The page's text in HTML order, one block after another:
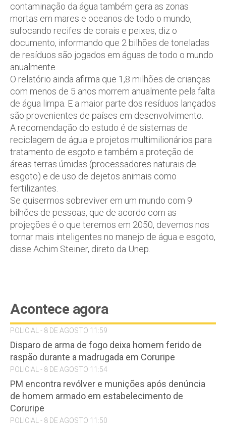
contaminação da água também gera as zonas
mortas em mares e oceanos de todo o mundo,
sufocando recifes de corais e peixes, diz o
documento, informando que 2 bilhões de toneladas
de resíduos são jogados em águas de todo o mundo
anualmente.
O relatório ainda afirma que 1,8 milhões de crianças
com menos de 5 anos morrem anualmente pela falta
de água limpa. E a maior parte dos resíduos lançados
são provenientes de países em desenvolvimento.
A recomendação do estudo é de sistemas de
reciclagem de água e projetos multimilionários para
tratamento de esgoto e também a proteção de
áreas terras úmidas (processadores naturais de
esgoto) e de uso de dejetos animais como
fertilizantes.
Se quisermos sobreviver em um mundo com 9
bilhões de pessoas, que de acordo com as
projeções é o que teremos em 2050, devemos nos
tornar mais inteligentes no manejo de água e esgoto,
disse Achim Steiner, direto da Unep.
Acontece agora
POLICIAL - 8 DE AGOSTO 11:59
Disparo de arma de fogo deixa homem ferido de
raspão durante a madrugada em Coruripe
POLICIAL - 8 DE AGOSTO 11:54
PM encontra revólver e munições após denúncia
de homem armado em estabelecimento de
Coruripe
POLICIAL - 8 DE AGOSTO 11:50